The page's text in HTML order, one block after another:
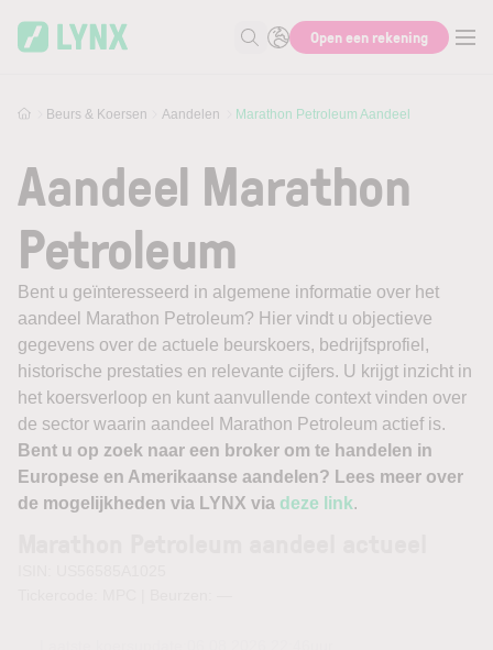
Zoek naar informatie
Open een rekening
Beurs & Koersen Aandelen Marathon Petroleum Aandeel
Aandeel Marathon
Petroleum
Bent u geïnteresseerd in algemene informatie over het
aandeel Marathon Petroleum? Hier vindt u objectieve
gegevens over de actuele beurskoers, bedrijfsprofiel,
historische prestaties en relevante cijfers. U krijgt inzicht in
het koersverloop en kunt aanvullende context vinden over
de sector waarin aandeel Marathon Petroleum actief is.
Bent u op zoek naar een broker om te handelen in
Europese en Amerikaanse aandelen? Lees meer over
de mogelijkheden via LYNX via deze link.